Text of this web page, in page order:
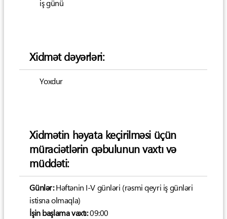
iş günü
Xidmət dəyərləri:
Yoxdur
Xidmətin həyata keçirilməsi üçün
müraciətlərin qəbulunun vaxtı və
müddəti:
Günlər:Həftənin I-V günləri (rəsmi qeyri iş günləri
istisna olmaqla)
İşin başlama vaxtı:09:00